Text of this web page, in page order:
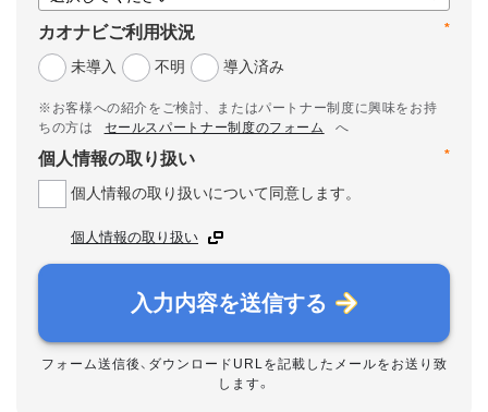
*
カオナビご利用状況
未導入
不明 導入済み
※お客様への紹介をご検討、またはパートナー制度に興味をお持
ちの方は
セールスパートナー制度のフォーム
へ
*
個人情報の取り扱い
個人情報の取り扱いについて同意します。
個人情報の取り扱い
入力内容を送信する
フォーム送信後、ダウンロードURLを記載したメールをお送り致
します。